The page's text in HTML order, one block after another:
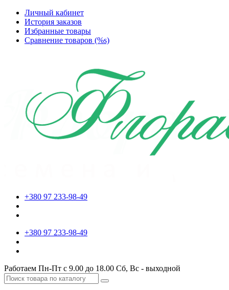
Личный кабинет
История заказов
Избранные товары
Сравнение товаров (%s)
+380 97 233-98-49
+380 97 233-98-49
Работаем Пн-Пт с 9.00 до 18.00 Сб, Вс - выходной